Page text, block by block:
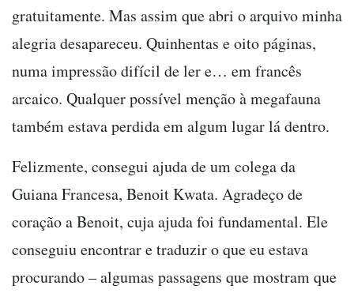
gratuitamente. Mas assim que abri o arquivo minha
alegria desapareceu. Quinhentas e oito páginas,
numa impressão difícil de ler e… em francês
arcaico. Qualquer possível menção à megafauna
também estava perdida em algum lugar lá dentro.
Felizmente, consegui ajuda de um colega da
Guiana Francesa, Benoit Kwata. Agradeço de
coração a Benoit, cuja ajuda foi fundamental. Ele
conseguiu encontrar e traduzir o que eu estava
procurando – algumas passagens que mostram que